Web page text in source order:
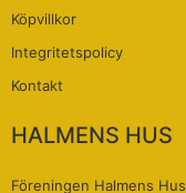
Köpvillkor
Integritetspolicy
Kontakt
HALMENS HUS
Föreningen Halmens Hus